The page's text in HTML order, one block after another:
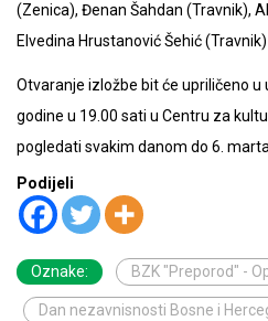
(Zenica), Đenan Šahdan (Travnik),
Elvedina Hrustanović Šehić
Otvaranje izložbe bit će upriličeno u
godine u 19.00 sati u Centru za
pogledati svakim danom do 6.
Podijeli
Oznake: BZK "Preporod" -
Dan nezavnisnosti Bosne i